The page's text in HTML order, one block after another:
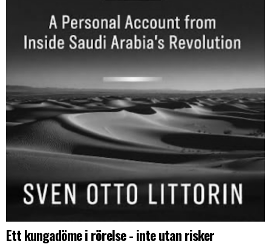
Ett kungadöme i rörelse - inte utan risker